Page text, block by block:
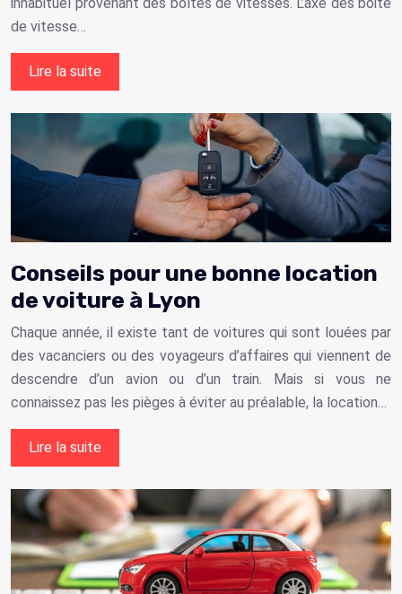
de vitesse…
Lire la suite
Conseils pour une bonne location
de voiture à Lyon
Chaque année, il existe tant de voitures qui sont louées par
des vacanciers ou des voyageurs d’affaires qui viennent de
descendre d’un avion ou d’un train. Mais si vous ne
connaissez pas les pièges à éviter au préalable, la location…
Lire la suite